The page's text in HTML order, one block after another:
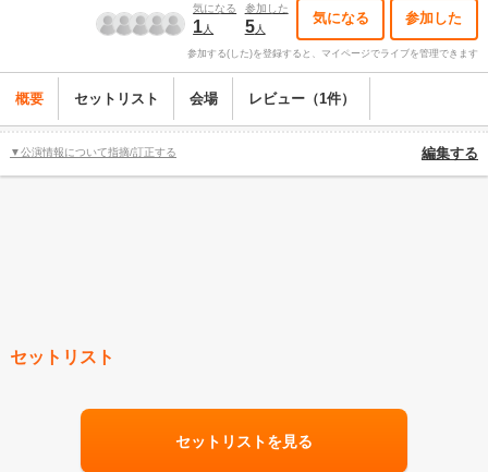
気になる
1人
参加した
5人
気になる 参加した
参加する(した)を登録すると、マイページでライブを管理できます
概要 セットリスト 会場 レビュー（1件）
▼公演情報について指摘/訂正する 編集する
セットリスト
セットリストを見る